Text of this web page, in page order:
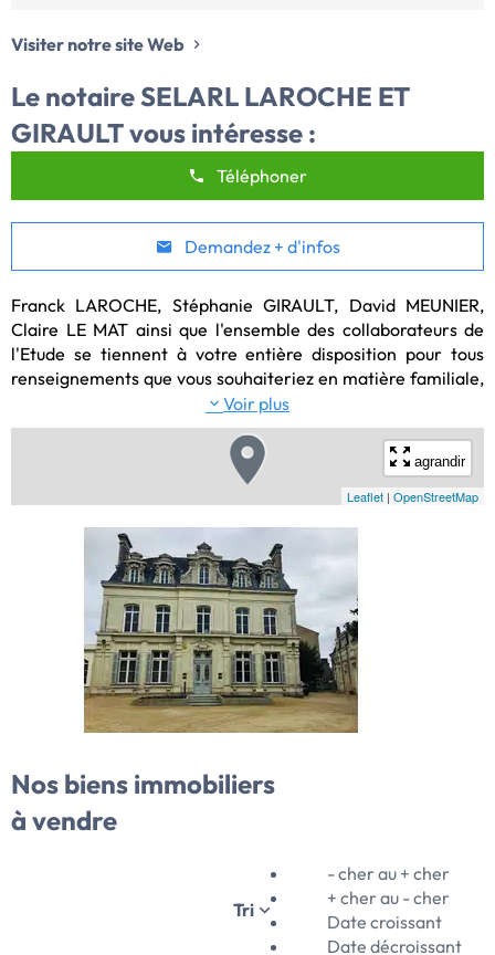
Visiter notre site Web
Le notaireSELARL LAROCHE ET
GIRAULTvous intéresse :
Téléphoner
Demandez + d'infos
Franck LAROCHE, Stéphanie GIRAULT, David MEUNIER,
Claire LE MAT ainsi que l'ensemble des collaborateurs de
l'Etude se tiennent à votre entière disposition pour tous
renseignements que vous souhaiteriez en matière familiale,
immobilière, fiscale, à titre personnel ou pour votre
entreprise.
d'annonces immobilières à Angers et alentours.
Voir plus
agrandir
Leaflet | OpenStreetMap
Nos biens immobiliers
à vendre
Tri
- cher au + cher
+ cher au - cher
Date croissant
Date décroissant